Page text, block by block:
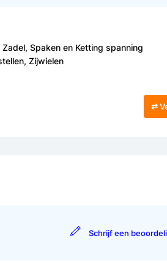
Spaken en Ketting spanning
Zijwielen
⇄
Schrijf een